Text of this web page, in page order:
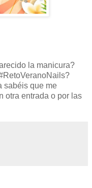
la manicura?
sabéis que me
otra entrada o por las